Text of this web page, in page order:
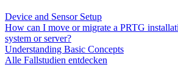
Device and Sensor Setup
How can I move or migrate a PRTG
system or server?
Understanding Basic Concepts
Alle Fallstudien entdecken